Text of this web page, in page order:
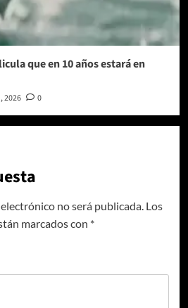
que en 10 años estará en
2026 0
no será publicada. Los
marcados con *